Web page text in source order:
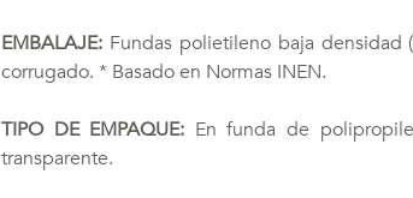
EMBALAJE: Fundas polietileno baja densidad
corrugado. * Basado en Normas INEN.
TIPO DE EMPAQUE: En funda de
transparente.